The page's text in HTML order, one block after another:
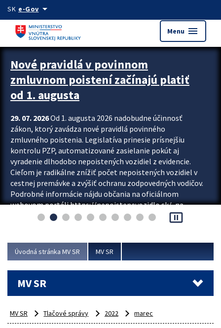
Preskocit na hlavný obsah
SK e-Govarrow_drop_down
Menu menu
Zastavit automatický posun upútavok
Nové pravidlá v povinnom
zmluvnom poistení začínajú platiť
od 1. augusta
29. 07. 2026Od 1. augusta 2026 nadobudne účinnosť
zákon, ktorý zavádza nové pravidlá povinného
zmluvného poistenia. Legislatíva prinesie prísnejšiu
kontrolu PZP, automatizované zasielanie pokút aj
vyradenie dlhodobo nepoistených vozidiel z evidencie.
Cieľom je radikálne znížiť počet nepoistených vozidiel v
cestnej premávke a zvýšiť ochranu zodpovedných vodičov.
Podrobné informácie nájdu občania na oficiálnom
webovom portáli https://nepoistenevozidlo.sk/, na
ktorom od augusta pribudne aj možnosť overiť si...
pause_presentation
Úvodná stránka MV SR MV SR
MV SR
MV SR Tlačové správy 2022 marec